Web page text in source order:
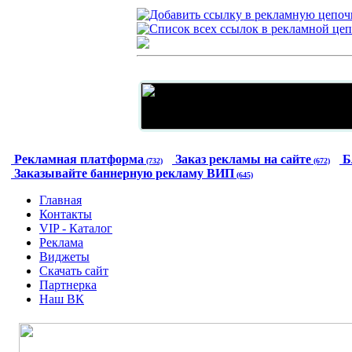
Рекламная платформа (732) Заказ рекламы на сайте (672)
Заказывайте баннерную рекламу ВИП (645)
Главная
Контакты
VIP - Каталог
Реклама
Виджеты
Скачать сайт
Партнерка
Наш ВК